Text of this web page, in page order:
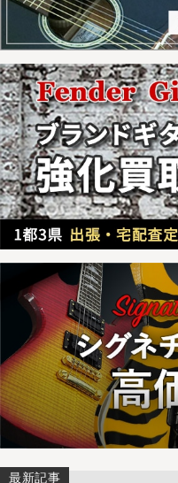
最新記事